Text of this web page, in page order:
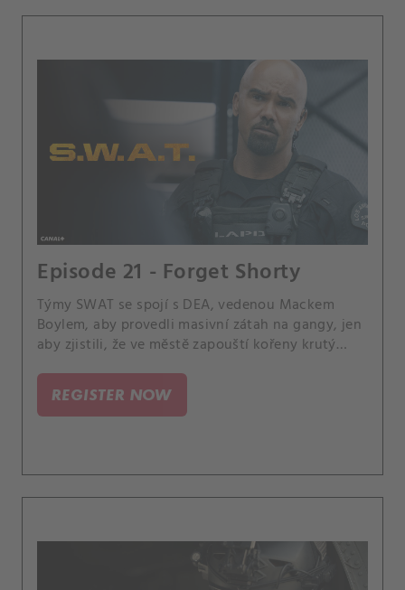
Episode 21 - Forget Shorty
Týmy SWAT se spojí s DEA, vedenou Mackem
Boylem, aby provedli masivní zátah na gangy, jen
aby zjistili, že ve městě zapouští kořeny krutý
důležité výročí.
REGISTER NOW